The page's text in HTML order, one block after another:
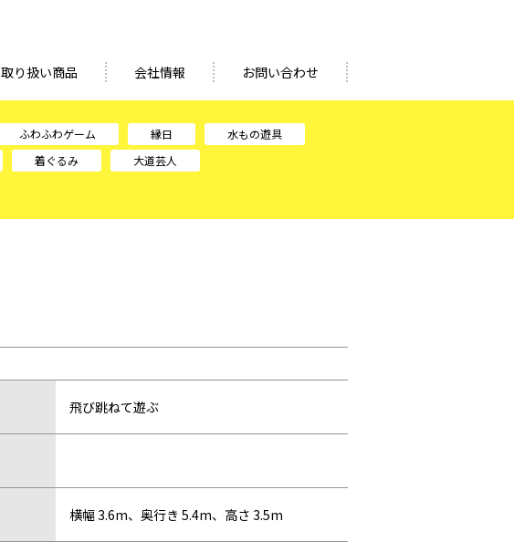
取り扱い商品 会社情報 お問い合わせ
ふわふわゲーム 縁日
水もの遊具
着ぐるみ 大道芸人
飛び跳ねて遊ぶ
横幅 3.6m、奥行き 5.4m、高さ 3.5m